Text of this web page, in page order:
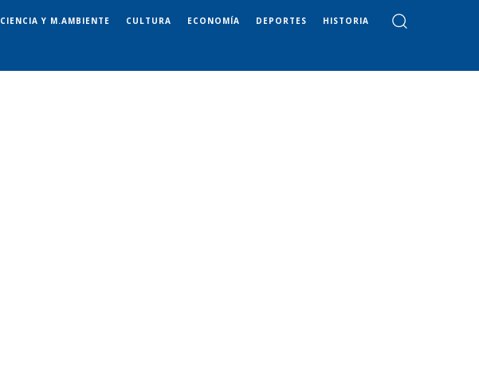
CIENCIA Y M.AMBIENTE CULTURA ECONOMÍA DEPORTES HISTORIA